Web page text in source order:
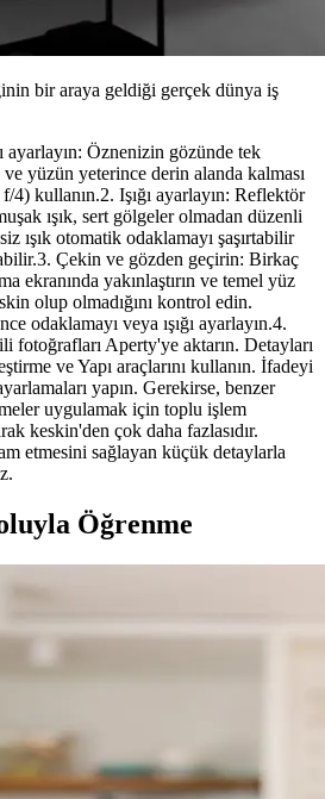
bir araya geldiği gerçek dünya iş
ayarlayın: Öznenizin gözünde tek
yüzün yeterince derin alanda kalması
kullanın.2. Işığı ayarlayın: Reflektör
ışık, sert gölgeler olmadan düzenli
ışık otomatik odaklamayı şaşırtabilir
Çekin ve gözden geçirin: Birkaç
ekranında yakınlaştırın ve temel yüz
olup olmadığını kontrol edin.
odaklamayı veya ışığı ayarlayın.4.
fotoğrafları Aperty'ye aktarın. Detayları
ve Yapı araçlarını kullanın. İfadeyi
yapın. Gerekirse, benzer
uygulamak için toplu işlem
keskin'den çok daha fazlasıdır.
etmesini sağlayan küçük detaylarla
Öğrenme